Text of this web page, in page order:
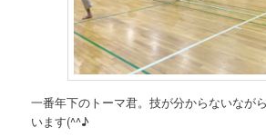
一番年下のトーマ君。技が分からないなが
います(^^♪